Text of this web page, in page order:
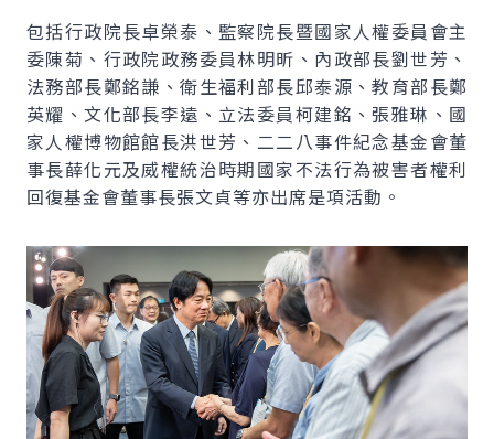
包括行政院長卓榮泰、監察院長暨國家人權委員會主
委陳菊、行政院政務委員林明昕、內政部長劉世芳、
法務部長鄭銘謙、衛生福利部長邱泰源、教育部長鄭
英耀、文化部長李遠、立法委員柯建銘、張雅琳、國
家人權博物館館長洪世芳、二二八事件紀念基金會董
事長薛化元及威權統治時期國家不法行為被害者權利
回復基金會董事長張文貞等亦出席是項活動。